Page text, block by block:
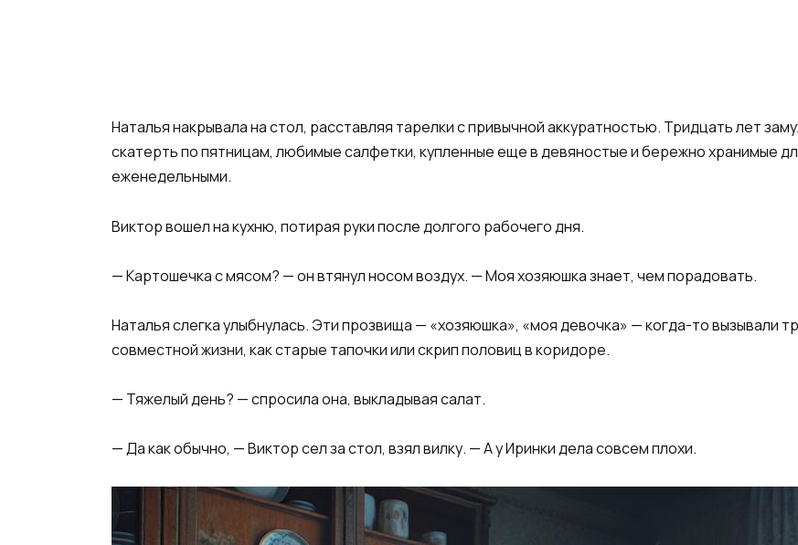
Наталья накрывала на стол, расставляя тарелки с привычной аккуратностью. Тридцать лет
скатерть по пятницам, любимые салфетки, купленные еще в девяностые и бережно хранимые
еженедельными.
Виктор вошел на кухню, потирая руки после долгого рабочего дня.​
​— Картошечка с мясом? — он втянул носом воздух. — Моя хозяюшка знает, чем порадовать.​
​Наталья слегка улыбнулась. Эти прозвища — «хозяюшка», «моя девочка» — когда-то вызывали
совместной жизни, как старые тапочки или скрип половиц в коридоре.​
​— Тяжелый день? — спросила она, выкладывая салат.​
​— Да как обычно, — Виктор сел за стол, взял вилку. — А у Иринки дела совсем плохи.​